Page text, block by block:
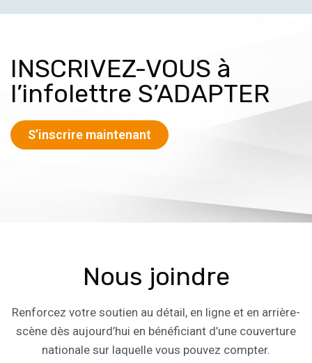
INSCRIVEZ-VOUS à
l’infolettre S’ADAPTER
S’inscrire maintenant
Nous joindre
Renforcez votre soutien au détail, en ligne et en arrière-
scène dès aujourd’hui en bénéficiant d’une couverture
nationale sur laquelle vous pouvez compter.